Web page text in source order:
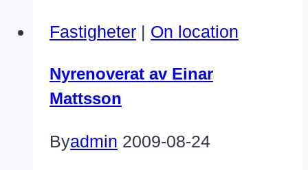
ord
Fastigheter | On location
Nyrenoverat av Einar
Mattsson
Byadmin 2009-08-24